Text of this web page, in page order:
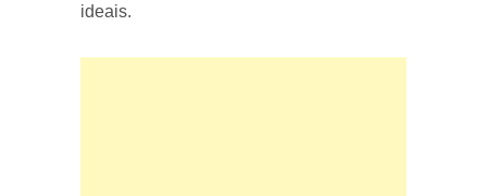
ideais.